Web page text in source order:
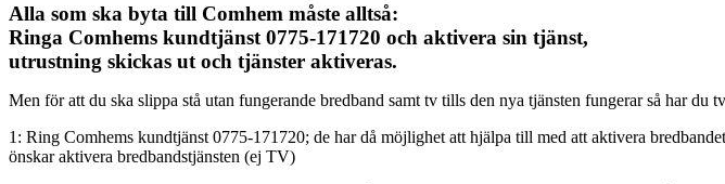
Alla som ska byta till Comhem måste alltså:
Ringa Comhems kundtjänst 0775-171720 och aktivera sin tjänst,
utrustning skickas ut och tjänster aktiveras.
Men för att du ska slippa stå utan fungerande bredband samt tv tills den nya tjänsten fungerar så har du
1: Ring Comhems kundtjänst 0775-171720; de har då möjlighet att hjälpa till med att aktivera
önskar aktivera bredbandstjänsten (ej TV)